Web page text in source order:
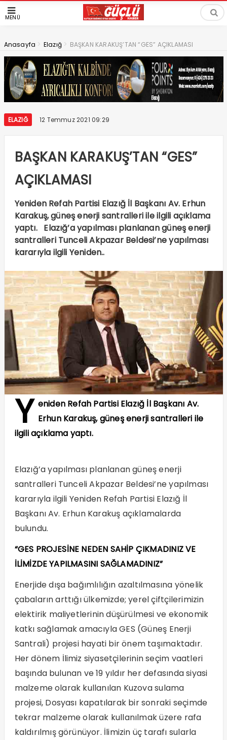
MENÜ
Anasayfa > Elazığ > BAŞKAN KARAKUŞ’TAN “GES” AÇIKLAMASI
ELAZIĞ 12 Temmuz 2021 09:29
BAŞKAN KARAKUŞ’TAN “GES”
AÇIKLAMASI
Yeniden Refah Partisi Elazığ İl Başkanı Av. Erhun
Karakuş, güneş enerji santralleri ile ilgili açıklama
yaptı. Elazığ’a yapılması planlanan güneş enerji
santralleri Tunceli Akpazar Beldesi’ne yapılması
kararıyla ilgili Yeniden..
Y eniden Refah Partisi Elazığ İl Başkanı Av.
Erhun Karakuş, güneş enerji santralleri ile
ilgili açıklama yaptı.
Elazığ’a yapılması planlanan güneş enerji
santralleri Tunceli Akpazar Beldesi’ne yapılması
kararıyla ilgili Yeniden Refah Partisi Elazığ İl
Başkanı Av. Erhun Karakuş açıklamalarda
bulundu.
“GES PROJESİNE NEDEN SAHİP ÇIKMADINIZ VE
İLİMİZDE YAPILMASINI SAĞLAMADINIZ”
Enerjide dışa bağımlılığın azaltılmasına yönelik
çabaların arttığı ülkemizde; yerel çiftçilerimizin
elektirik maliyetlerinin düşürülmesi ve ekonomik
katkı sağlamak amacıyla GES (Güneş Enerji
Santrali) projesi hayati bir önem taşımaktadır.
Her dönem İlimiz siyasetçilerinin seçim vaatleri
başında bulunan ve 19 yıldır her defasında siyasi
malzeme olarak kullanılan Kuzova sulama
projesi, Dosyası kapatılarak bir sonraki seçimde
tekrar malzeme olarak kullanılmak üzere rafa
kaldırılmış görünüyor. İlimizin üç tarafı sularla